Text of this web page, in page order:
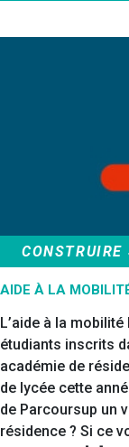
CONSTRUIRE
AIDE À LA
L’aide à la
étudiants inscrits
académie de
de lycée cette
de Parcoursup un
résidence ? Si ce